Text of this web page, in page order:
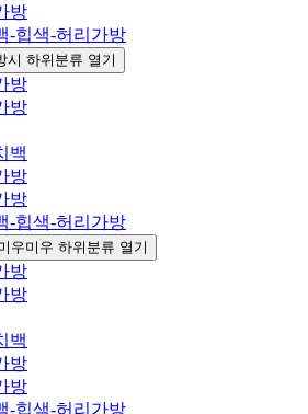
방
-힙색-허리가방
시 하위분류 열기
방
방
백
방
방
-힙색-허리가방
우미우 하위분류 열기
방
방
백
방
방
-힙색-허리가방